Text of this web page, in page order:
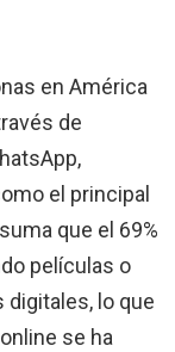
en América
de
el principal
que el 69%
películas o
lo que
se ha